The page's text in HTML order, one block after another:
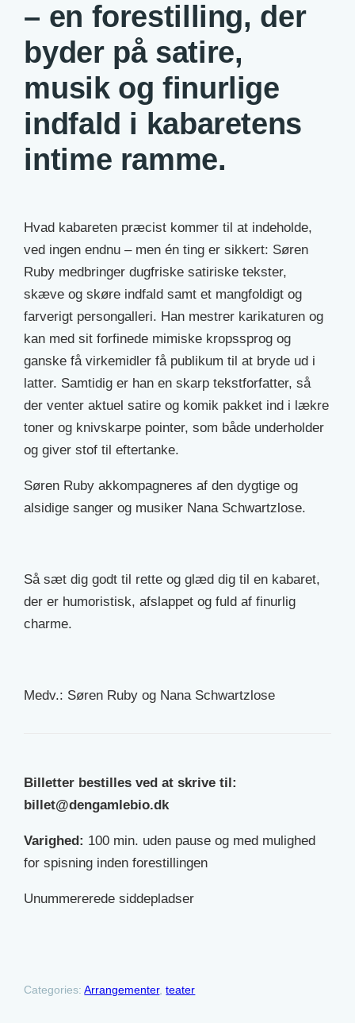
– en forestilling, der
byder på satire,
musik og finurlige
indfald i kabaretens
intime ramme.
Hvad kabareten præcist kommer til at indeholde,
ved ingen endnu – men én ting er sikkert: Søren
Ruby medbringer dugfriske satiriske tekster,
skæve og skøre indfald samt et mangfoldigt og
farverigt persongalleri. Han mestrer karikaturen og
kan med sit forfinede mimiske kropssprog og
ganske få virkemidler få publikum til at bryde ud i
latter. Samtidig er han en skarp tekstforfatter, så
der venter aktuel satire og komik pakket ind i lækre
toner og knivskarpe pointer, som både underholder
og giver stof til eftertanke.
Søren Ruby akkompagneres af den dygtige og
alsidige sanger og musiker Nana Schwartzlose.
Så sæt dig godt til rette og glæd dig til en kabaret,
der er humoristisk, afslappet og fuld af finurlig
charme.
Medv.: Søren Ruby og Nana Schwartzlose
Billetter bestilles ved at skrive til:
billet@dengamlebio.dk
Varighed: 100 min. uden pause og med mulighed
for spisning inden forestillingen
Unummererede siddepladser
Categories:Arrangementer, teater